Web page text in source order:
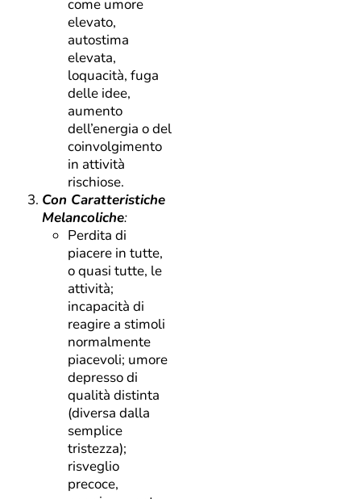
come umore
elevato,
autostima
elevata,
loquacità, fuga
delle idee,
aumento
dell’energia o del
coinvolgimento
in attività
rischiose.
Con Caratteristiche
Melancoliche:
Perdita di
piacere in tutte,
o quasi tutte, le
attività;
incapacità di
reagire a stimoli
normalmente
piacevoli; umore
depresso di
qualità distinta
(diversa dalla
semplice
tristezza);
risveglio
precoce,